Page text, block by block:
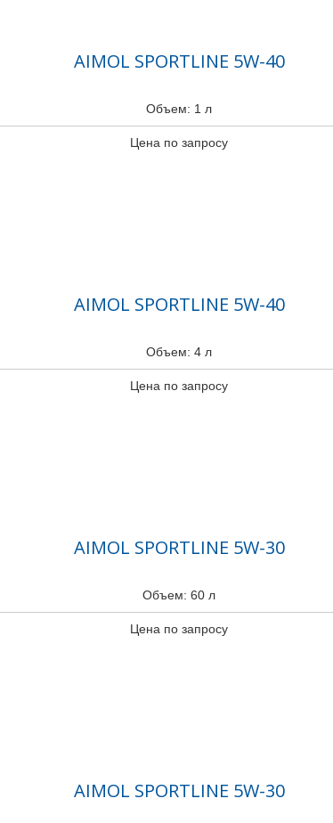
AIMOL SPORTLINE 5W-40
Объем: 1 л
Цена по запросу
AIMOL SPORTLINE 5W-40
Объем: 4 л
Цена по запросу
AIMOL SPORTLINE 5W-30
Объем: 60 л
Цена по запросу
AIMOL SPORTLINE 5W-30